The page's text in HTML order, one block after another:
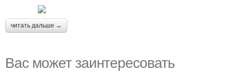
читать дальше →
Вас может заинтересовать